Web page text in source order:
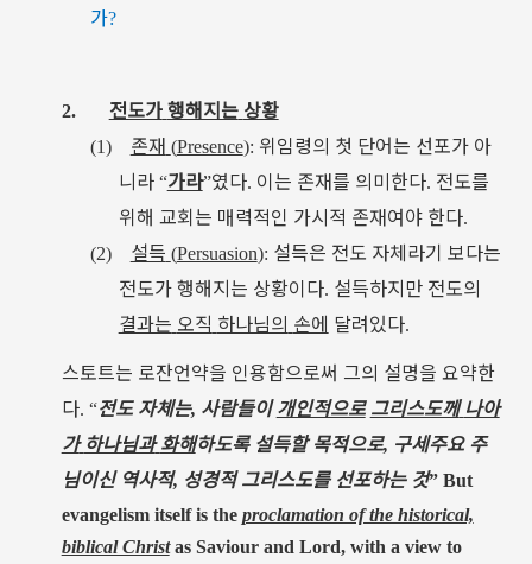
가?
2. 전도가행해지는 상황
(1) 존재 (Presence): 위임령의 첫 단어는 선포가 아
니라 “가라”였다. 이는 존재를 의미한다. 전도를
위해 교회는 매력적인 가시적 존재여야 한다.
(2)
설득 (Persuasion): 설득은 전도 자체라기 보다는
전도가행해지는 상황이다. 설득하지만 전도의
결과는 오직 하나님의 손에 달려있다.
스토트는 로잔언약을 인용함으로써 그의 설명을 요약한
다. “전도 자체는, 사람들이 개인적으로 그리스도께 나아
가 하나님과 화해하도록 설득할 목적으로, 구세주요 주
님이신 역사적, 성경적 그리스도를 선포하는 것” But
evangelism itself is the proclamation of the historical,
biblical Christas Saviour and Lord, with a view to